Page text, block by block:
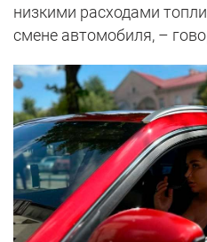
низкими расходами
смене автомобиля, –